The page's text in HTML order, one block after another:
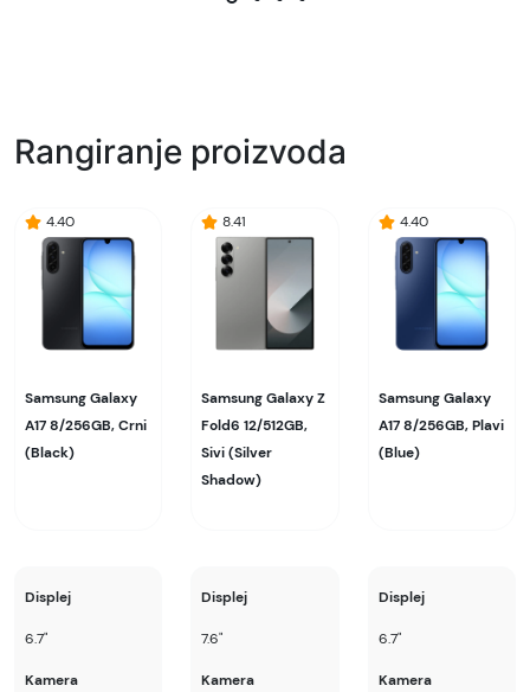
Rangiranje proizvoda
4.40
Samsung Galaxy
A17 8/256GB, Crni
(Black)
8.41
Samsung Galaxy Z
Fold6 12/512GB,
Sivi (Silver
Shadow)
4.40
Samsung Galaxy
A17 8/256GB, Plavi
(Blue)
Displej
6.7"
Kamera
Displej
7.6"
Kamera
Displej
6.7"
Kamera